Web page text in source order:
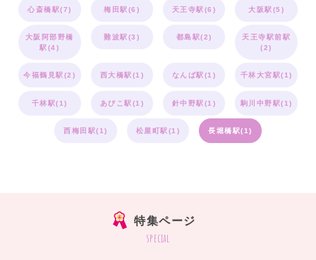
心斎橋駅(7) 梅田駅(6) 天王寺駅(6) 大阪駅(5)
大阪阿部野橋
駅(4)
難波駅(3) 都島駅(2)
天王寺駅前駅
(2)
今福鶴見駅(2) 西大橋駅(1) なんば駅(1) 千林大宮駅(1)
千林駅(1) あびこ駅(1) 針中野駅(1) 駒川中野駅(1)
西梅田駅(1) 松屋町駅(1) 長堀橋駅(1)
特集ページ
special